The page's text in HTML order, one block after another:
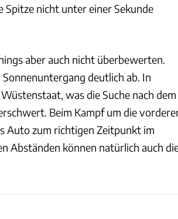
Spitze nicht unter einer Sekunde
aber auch nicht überbewerten.
deutlich ab. In
was die Suche nach dem
Beim Kampf um die
Auto zum richtigen Zeitpunkt im
Abständen können natürlich auch